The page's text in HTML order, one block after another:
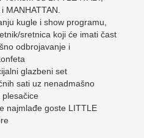
MANHATTAN.
kugle i show programu,
sretnica koji će imati čast
odbrojavanje i
glazbeni set
sati uz nenadmašno
najmlađe goste LITTLE